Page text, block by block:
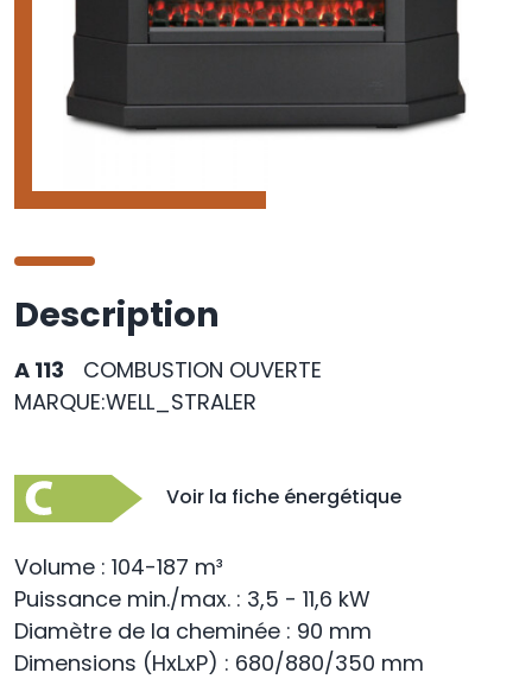
Description
A 113
COMBUSTION OUVERTE
MARQUE:WELL_STRALER
Voir la fiche énergétique
Volume : 104-187 m³
Puissance min./max. : 3,5 - 11,6 kW
Diamètre de la cheminée : 90 mm
Dimensions (HxLxP) : 680/880/350 mm